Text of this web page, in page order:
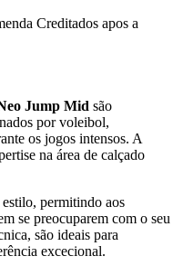
Creditados apos a
Jump Mid são
por voleibol,
os jogos intensos. A
na área de calçado
permitindo aos
se preocuparem com o seu
são ideais para
excecional.